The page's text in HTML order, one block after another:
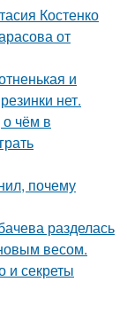
Костенко
от
и
нет.
о чём в
почему
разделась
весом.
и секреты